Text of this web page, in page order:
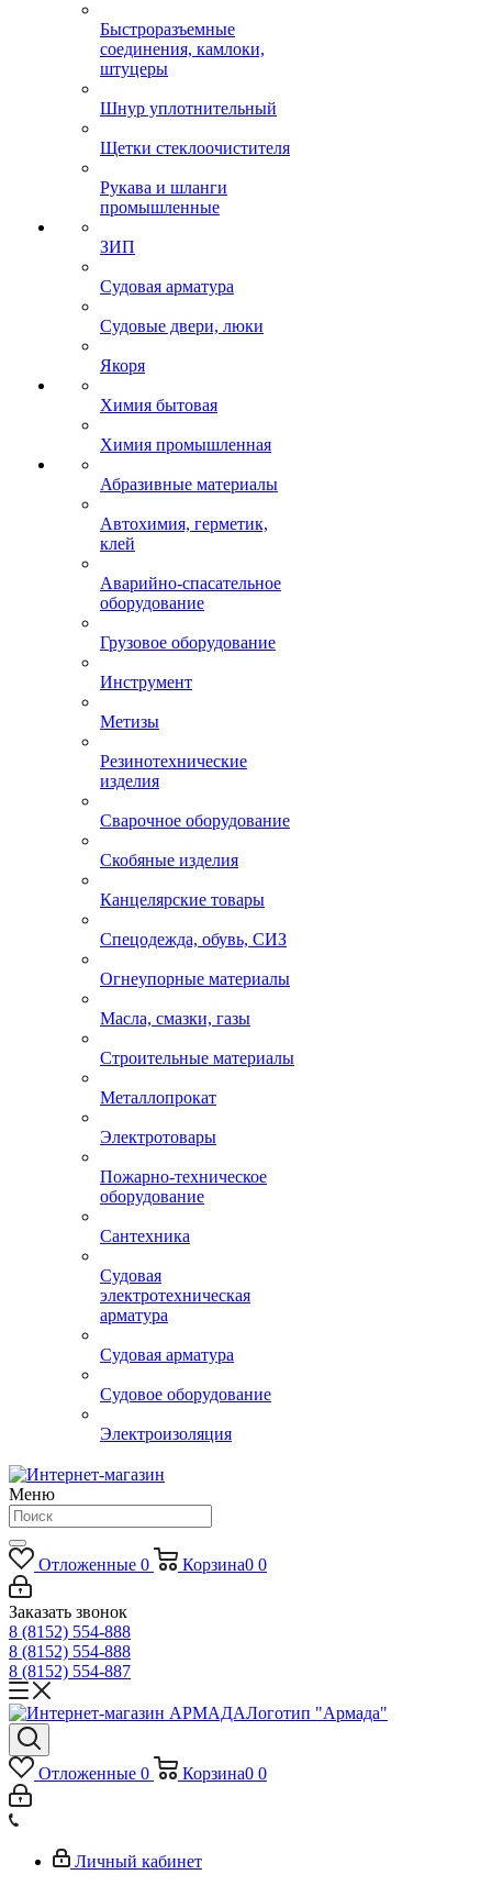
Быстроразъемные
соединения, камлоки,
штуцеры
Шнур уплотнительный
Щетки стеклоочистителя
Рукава и шланги
промышленные
ЗИП
Судовая арматура
Судовые двери, люки
Якоря
Химия бытовая
Химия промышленная
Абразивные материалы
Автохимия, герметик,
клей
Аварийно-спасательное
оборудование
Грузовое оборудование
Инструмент
Метизы
Резинотехнические
изделия
Сварочное оборудование
Скобяные изделия
Канцелярские товары
Спецодежда, обувь, СИЗ
Огнеупорные материалы
Масла, смазки, газы
Строительные материалы
Металлопрокат
Электротовары
Пожарно-техническое
оборудование
Сантехника
Судовая
электротехническая
арматура
Судовая арматура
Судовое оборудование
Электроизоляция
Меню
Отложенные 0 Корзина0 0
Заказать звонок
8 (8152) 554-888
8 (8152) 554-888
8 (8152) 554-887
Логотип "Армада"
Отложенные 0 Корзина0 0
Личный кабинет